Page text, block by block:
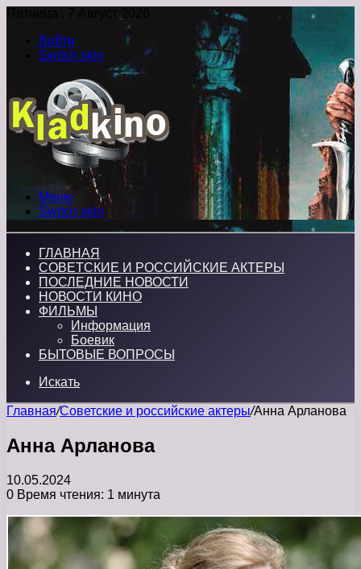
Пятница , 7 Август 2026
Войти
Switch skin
Меню
Switch skin
ГЛАВНАЯ
СОВЕТСКИЕ И РОССИЙСКИЕ АКТЕРЫ
ПОСЛЕДНИЕ НОВОСТИ
НОВОСТИ КИНО
ФИЛЬМЫ
Информация
Боевик
БЫТОВЫЕ ВОПРОСЫ
Искать
Главная/Советские и российские актеры/Анна Арланова
Анна Арланова
10.05.2024
0 Время чтения: 1 минута